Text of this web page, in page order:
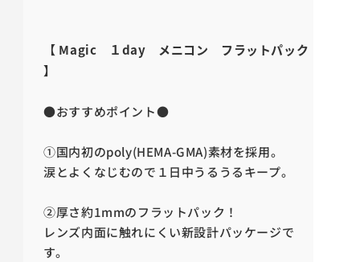
【 Magic １day メニコン フラットパック
】
●おすすめポイント●
①国内初のpoly(HEMA-GMA)素材を採用。
涙とよくなじむので１日中うるうるキープ。
②厚さ約1mmのフラットパック！
レンズ内面に触れにくい新設計パッケージで
す。